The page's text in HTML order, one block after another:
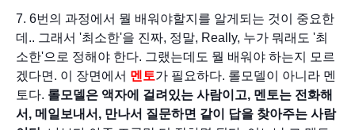
7. 6번의 과정에서 뭘 배워야할지를 알게되는 것이 중요한
데.. 그래서 '최소한'을 진짜, 정말, Really, 누가 뭐래도 '최
소한'으로 정해야 한다. 그랬는데도 뭘 배워야 하는지 모르
겠다면 . 이 장면에서 멘토가 필요하다. 롤모델이 아니라 멘
토다. 롤모델은 액자에 걸려있는 사람이고, 멘토는 전화해
서 , 메일보내서, 만나서 질문하면 같이 답을 찾아주는 사람